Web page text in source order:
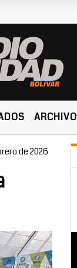
ARCHIVO
de 2026